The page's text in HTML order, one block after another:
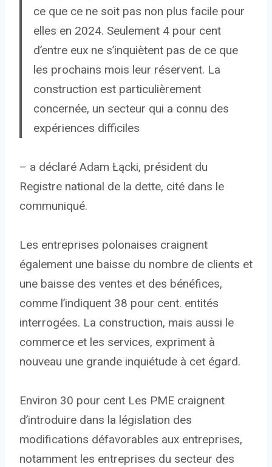
ce que ce ne soit pas non plus facile pour
elles en 2024. Seulement 4 pour cent
d’entre eux ne s’inquiètent pas de ce que
les prochains mois leur réservent. La
construction est particulièrement
concernée, un secteur qui a connu des
expériences difficiles
– a déclaré Adam Łącki, président du
Registre national de la dette, cité dans le
communiqué.
Les entreprises polonaises craignent
également une baisse du nombre de clients et
une baisse des ventes et des bénéfices,
comme l’indiquent 38 pour cent. entités
interrogées. La construction, mais aussi le
commerce et les services, expriment à
nouveau une grande inquiétude à cet égard.
Environ 30 pour cent Les PME craignent
d’introduire dans la législation des
modifications défavorables aux entreprises,
notamment les entreprises du secteur des